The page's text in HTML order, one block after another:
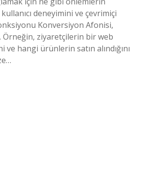
deneyimini ve çevrimiçi
Konversiyon Afonisi,
Örneğin, ziyaretçilerin bir web
hangi ürünlerin satın alındığını